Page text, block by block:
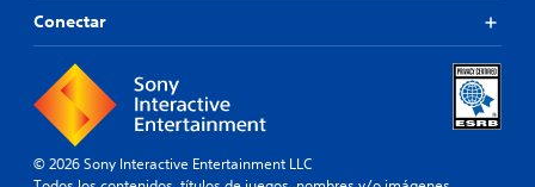
Conectar
© 2026 Sony Interactive Entertainment LLC